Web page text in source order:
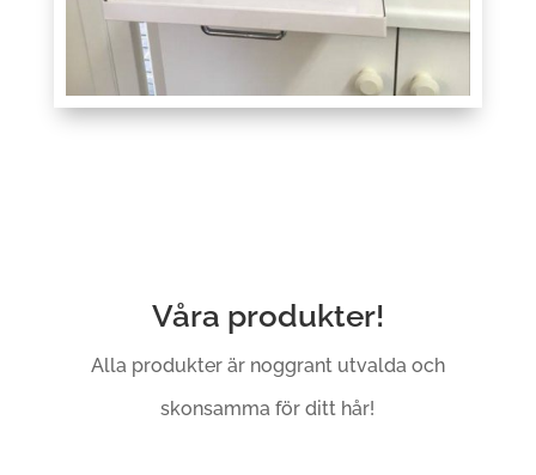
Våra produkter!
Alla produkter är noggrant utvalda och
skonsamma för ditt hår!